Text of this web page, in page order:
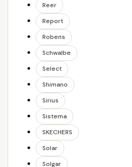
Reer
Report
Robens
Schwalbe
Select
Shimano
Sirius
Sistema
SKECHERS
Solar
Solgar